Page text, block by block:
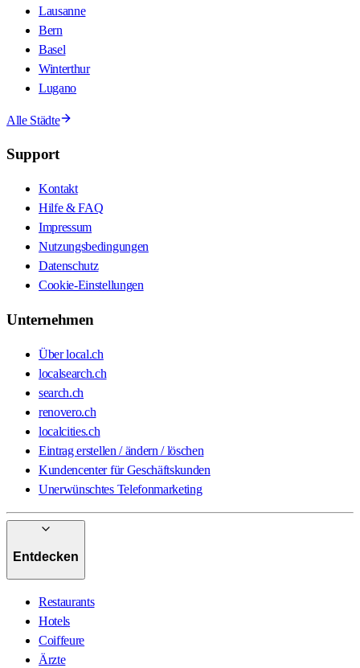
Lausanne
Bern
Basel
Winterthur
Lugano
Alle Städte
Support
Kontakt
Hilfe & FAQ
Impressum
Nutzungsbedingungen
Datenschutz
Cookie-Einstellungen
Unternehmen
Über local.ch
localsearch.ch
search.ch
renovero.ch
localcities.ch
Eintrag erstellen / ändern / löschen
Kundencenter für Geschäftskunden
Unerwünschtes Telefonmarketing
Entdecken
Restaurants
Hotels
Coiffeure
Ärzte